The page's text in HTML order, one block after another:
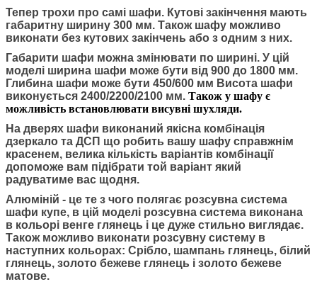
Тепер трохи про самі шафи. Кутові закінчення мають
габаритну ширину 300 мм. Також шафу можливо
виконати без кутових закінчень або з одним з них.
Габарити шафи можна змінювати по ширині. У цій
моделі ширина шафи може бути від 900 до 1800 мм.
Глибина шафи може бути 450/600 мм Висота шафи
виконується 2400/2200/2100 мм. Також у шафу є
можливість встановлювати висувні шухляди.
На дверях шафи виконаний якісна комбінація
дзеркало та ДСП що робить вашу шафу справжнім
красенем, велика кількість варіантів комбінації
допоможе вам підібрати той варіант який
радуватиме вас щодня.
Алюміній - це те з чого полягає розсувна система
шафи купе, в цій моделі розсувна система виконана
в кольорі венге глянець і це дуже стильно виглядає.
Також можливо виконати розсувну систему в
наступних кольорах: Срібло, шампань глянець, білий
глянець, золото бежеве глянець і золото бежеве
матове.